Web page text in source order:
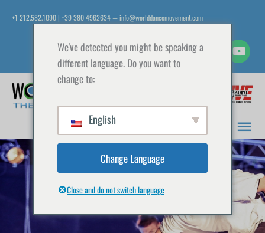
+1 212.582.1090 | +39 380 4962634 — info@worlddancemovement.com
We've detected you might be speaking a
different language. Do you want to
change to:
English
Change Language
Close and do not switch language